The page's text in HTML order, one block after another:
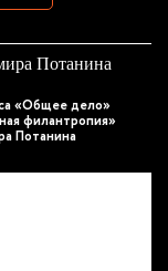
«Общее дело»
филантропия»
Потанина